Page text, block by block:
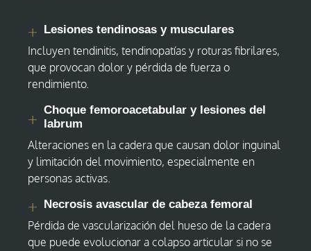
Lesiones tendinosas y musculares
Incluyen tendinitis, tendinopatías y roturas fibrilares,
que provocan dolor y pérdida de fuerza o
rendimiento.
Choque femoroacetabular y lesiones del
labrum
Alteraciones en la cadera que causan dolor inguinal
y limitación del movimiento, especialmente en
personas activas.
Necrosis avascular de cabeza femoral
Pérdida de vascularización del hueso de la cadera
que puede evolucionar a colapso articular si no se